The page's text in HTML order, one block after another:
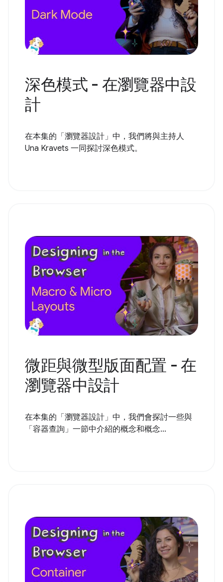
深色模式 - 在瀏覽器中設
計
在本集的「瀏覽器設計」中，我們將與主持人
Una Kravets 一同探討深色模式。
微距與微型版面配置 - 在
瀏覽器中設計
在本集的「瀏覽器設計」中，我們會探討一些與
「容器查詢」一節中介紹的概念和概念...